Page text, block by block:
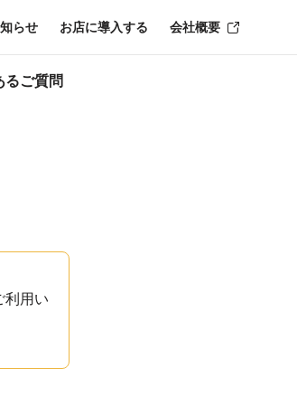
るご質問
らせ お店に導入する 会社概要
利用い